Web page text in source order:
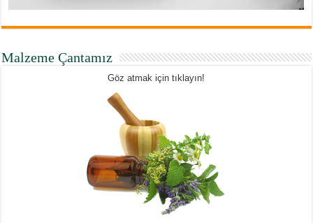
Malzeme Çantamız
Göz atmak için tıklayın!